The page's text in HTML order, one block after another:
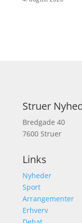
Struer
Bredgade 40
7600 Struer
Links
Nyheder
Sport
Arrangementer
Erhverv